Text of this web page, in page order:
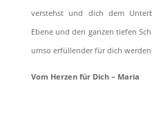
verstehst und dich dem
Ebene und den ganzen tiefen
umso erfüllender für dich werden!
Vom Herzen für Dich – Maria